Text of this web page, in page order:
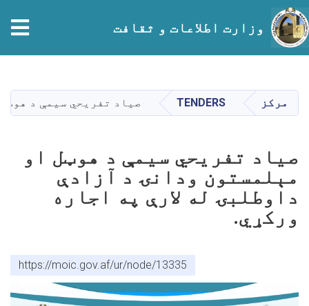
content
وزارت اطلاعات و ثقافت
مرکز TENDERS صیاد تفریحي سيمې د
صیاد تفریحي سيمې د هوټل او
مېلمستون ودانۍ د آزادې
داوطلبۍ له لارې په اجاره
ورکړي.
https://moic.gov.af/ur/node/13335